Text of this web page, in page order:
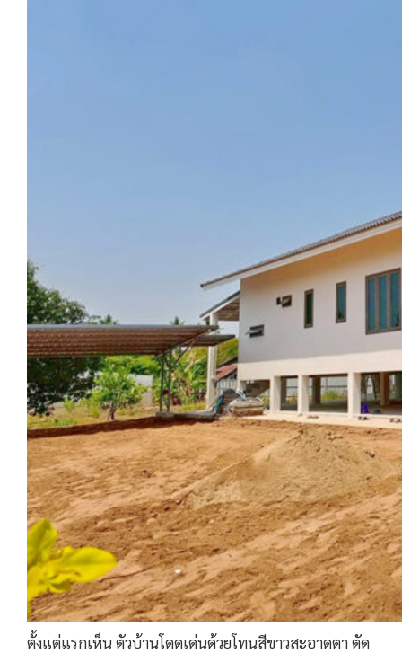
ตั้งแต่แรกเห็น ตัวบ้านโดดเด่นด้วยโทนสีขาวสะอาดตา ตัด